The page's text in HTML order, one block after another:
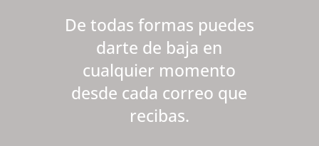
De todas formas puedes
darte de baja en
cualquier momento
desde cada correo que
recibas.